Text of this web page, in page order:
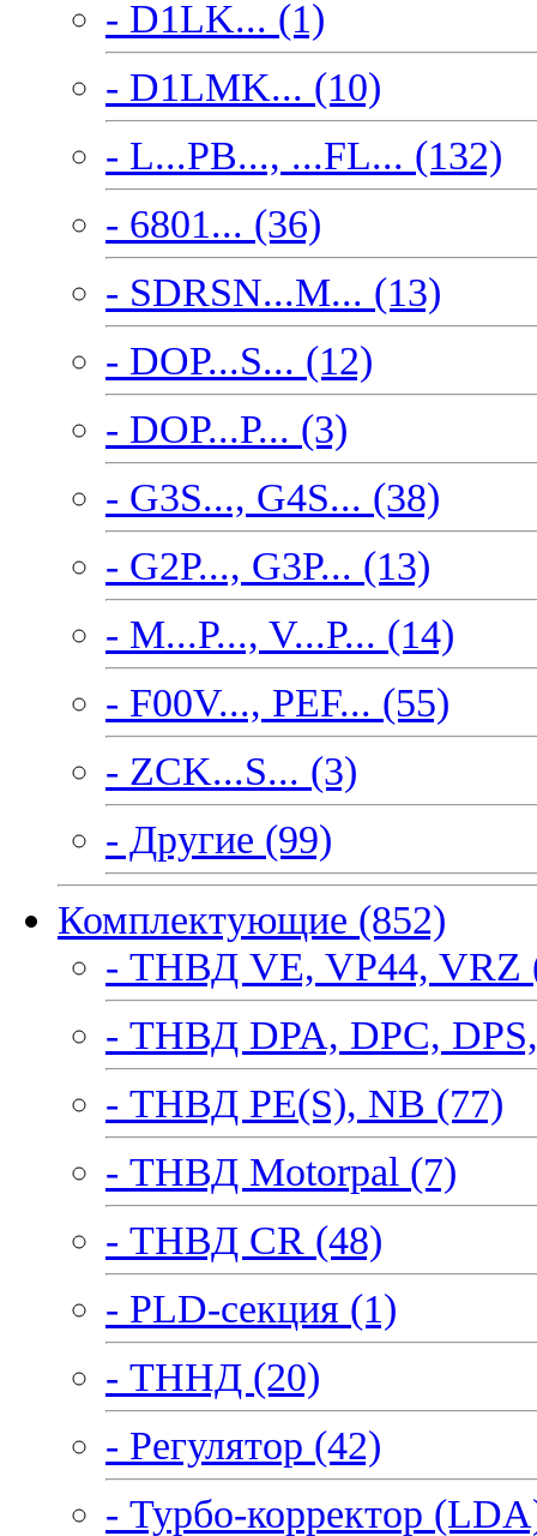
- D1LK... (1)
- D1LMK... (10)
- L...PB..., ...FL... (132)
- 6801... (36)
- SDRSN...M... (13)
- DOP...S... (12)
- DOP...P... (3)
- G3S..., G4S... (38)
- G2P..., G3P... (13)
- M...P..., V...P... (14)
- F00V..., PEF... (55)
- ZCK...S... (3)
- Другие (99)
Комплектующие (852)
- ТНВД VE, VP44, VRZ
- ТНВД DPA, DPC,
- ТНВД PE(S), NB (77)
- ТНВД Motorpal (7)
- ТНВД CR (48)
- PLD-секция (1)
- ТННД (20)
- Регулятор (42)
- Турбо-корректор